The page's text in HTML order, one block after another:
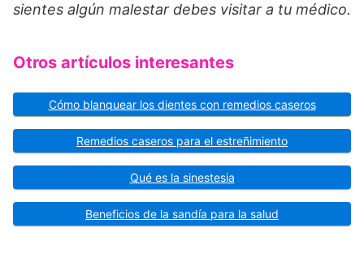
sientes algún malestar debes visitar a tu médico.
Otros artículos interesantes
Cómo blanquear los dientes con remedios caseros
Remedios caseros para el estreñimiento
Qué es la sinestesia
Beneficios de la sandía para la salud